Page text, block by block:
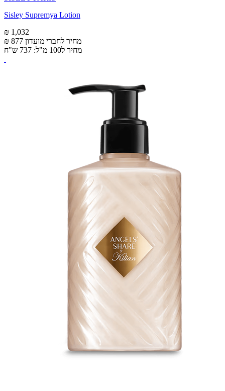
Sisley Supremya Lotion
₪ 1,032
₪ 877 מחיר לחברי מועדון
מחיר ל100 מ"ל: 737 ש"ח